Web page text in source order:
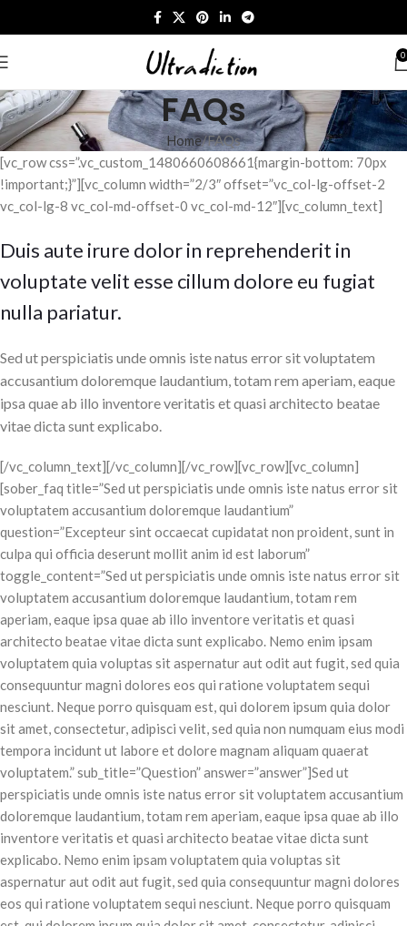
0
FAQs
Home FAQs
[vc_row css=”.vc_custom_1480660608661{margin-bottom: 70px
!important;}”][vc_column width=”2/3″ offset=”vc_col-lg-offset-2
vc_col-lg-8 vc_col-md-offset-0 vc_col-md-12″][vc_column_text]
Duis aute irure dolor in reprehenderit in
voluptate velit esse cillum dolore eu fugiat
nulla pariatur.
Sed ut perspiciatis unde omnis iste natus error sit voluptatem
accusantium doloremque laudantium, totam rem aperiam, eaque
ipsa quae ab illo inventore veritatis et quasi architecto beatae
vitae dicta sunt explicabo.
[/vc_column_text][/vc_column][/vc_row][vc_row][vc_column]
[sober_faq title=”Sed ut perspiciatis unde omnis iste natus error sit
voluptatem accusantium doloremque laudantium”
question=”Excepteur sint occaecat cupidatat non proident, sunt in
culpa qui officia deserunt mollit anim id est laborum”
toggle_content=”Sed ut perspiciatis unde omnis iste natus error sit
voluptatem accusantium doloremque laudantium, totam rem
aperiam, eaque ipsa quae ab illo inventore veritatis et quasi
architecto beatae vitae dicta sunt explicabo. Nemo enim ipsam
voluptatem quia voluptas sit aspernatur aut odit aut fugit, sed quia
consequuntur magni dolores eos qui ratione voluptatem sequi
nesciunt. Neque porro quisquam est, qui dolorem ipsum quia dolor
sit amet, consectetur, adipisci velit, sed quia non numquam eius modi
tempora incidunt ut labore et dolore magnam aliquam quaerat
voluptatem.” sub_title=”Question” answer=”answer”]Sed ut
perspiciatis unde omnis iste natus error sit voluptatem accusantium
doloremque laudantium, totam rem aperiam, eaque ipsa quae ab illo
inventore veritatis et quasi architecto beatae vitae dicta sunt
explicabo. Nemo enim ipsam voluptatem quia voluptas sit
aspernatur aut odit aut fugit, sed quia consequuntur magni dolores
eos qui ratione voluptatem sequi nesciunt. Neque porro quisquam